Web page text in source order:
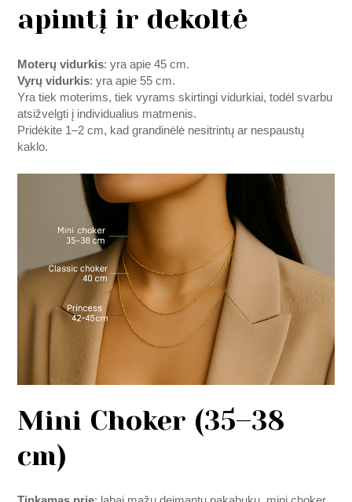
apimtį ir dekoltė
Moterų vidurkis: yra apie 45 cm.
Vyrų vidurkis: yra apie 55 cm.
Yra tiek moterims, tiek vyrams skirtingi vidurkiai, todėl svarbu
atsižvelgti į individualius matmenis.
Pridėkite 1–2 cm, kad grandinėlė nesitrintų ar nespaustų
kaklo.
Mini Choker (35–38
cm)